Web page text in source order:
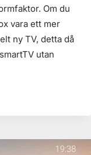
Om du
vara ett mer
ny TV, detta då
utan